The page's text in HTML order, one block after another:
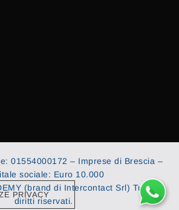
01554000172 – Imprese di Brescia –
sociale: Euro 10.000
(brand di Intercontact Srl) Tutti i
diritti riservati.